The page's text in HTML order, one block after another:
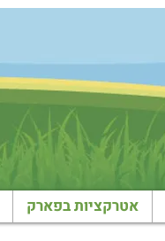
אטרקציות בפארק